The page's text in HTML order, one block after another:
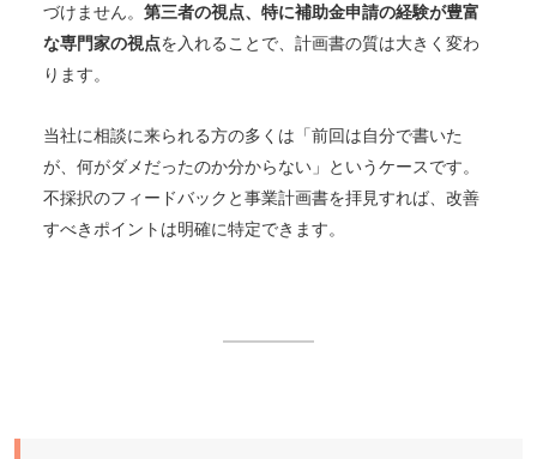
づけません。 第三者の視点、特に補助金申請の経験が豊富
な専門家の視点を入れることで、計画書の質は大きく変わ
ります。
当社に相談に来られる方の多くは「前回は自分で書いた
が、何がダメだったのか分からない」というケースです。
不採択のフィードバックと事業計画書を拝見すれば、改善
すべきポイントは明確に特定できます。